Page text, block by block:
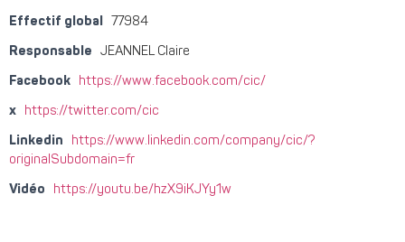
Effectif global 77984
Responsable JEANNEL Claire
Facebook https://www.facebook.com/cic/
x https://twitter.com/cic
Linkedin
https://www.linkedin.com/company/cic/?
originalSubdomain=fr
Vidéo https://youtu.be/hzX9iKJYy1w